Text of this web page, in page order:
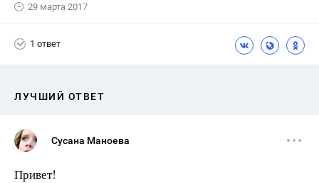
29 марта 2017
1 ответ
ЛУЧШИЙ ОТВЕТ
Сусана Маноева
Привет!